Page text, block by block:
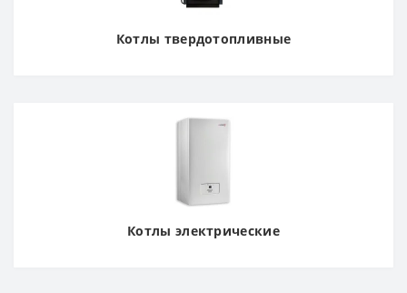
Котлы твердотопливные
Котлы электрические